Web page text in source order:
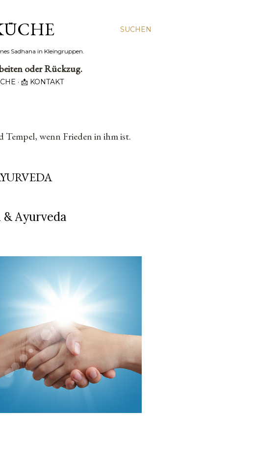
SUCHEN
Sadhana in Kleingruppen.
oder Rückzug.
📩 KONTAKT
Tempel, wenn Frieden in ihm ist.
Ayurveda